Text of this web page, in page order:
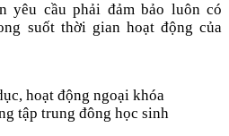
yêu cầu phải đảm bảo luôn có
suốt thời gian hoạt động của
hoạt động ngoại khóa
tập trung đông học sinh